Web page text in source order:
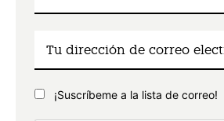
¡Suscríbeme a la lista de correo!